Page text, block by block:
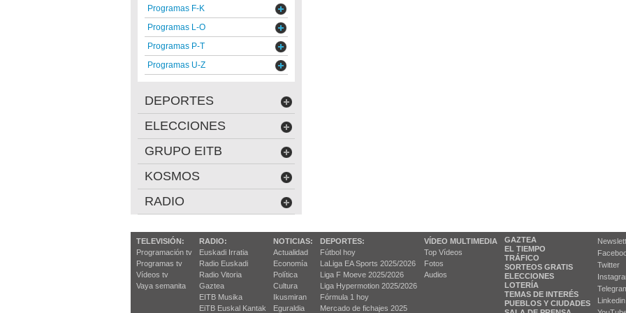
Programas F-K
Programas L-O
Programas P-T
Programas U-Z
DEPORTES
ELECCIONES
GRUPO EITB
KOSMOS
RADIO
TELEVISIÓN:
Programación tv
Programas tv
Vídeos tv
Vaya semanita
RADIO:
Euskadi Irratia
Radio Euskadi
Radio Vitoria
Gaztea
EITB Musika
EiTB Euskal Kantak
NOTICIAS:
Actualidad
Economía
Política
Cultura
Ikusmiran
Eguraldia
DEPORTES:
Fútbol hoy
LaLiga EA Sports 2025/2026
Liga F Moeve 2025/2026
Liga Hypermotion 2025/2026
Fórmula 1 hoy
Mercado de fichajes 2025
VÍDEO MULTIMEDIA
Top Vídeos
Fotos
Audios
GAZTEA
EL TIEMPO
TRÁFICO
SORTEOS GRATIS
ELECCIONES
LOTERÍA
TEMAS DE INTERÉS
PUEBLOS Y CIUDADES
Twitter
Linkedin